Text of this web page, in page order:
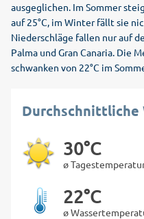
ausgeglichen. Im Sommer
auf 25°C, im Winter fällt sie
Niederschläge fallen nur auf
Palma und Gran Canaria. Die
schwanken von 22°C im
Durchschnittliche
30°C
ø
22°C
ø